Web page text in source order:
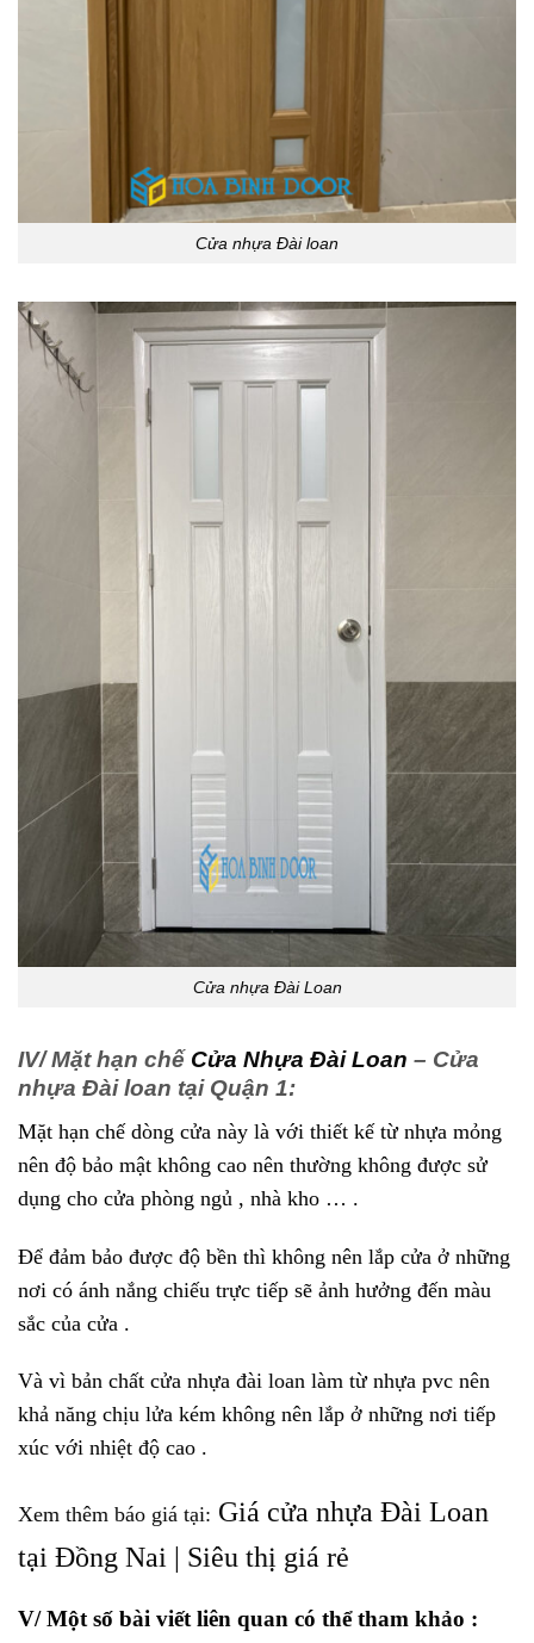
Cửa nhựa Đài loan
Cửa nhựa Đài Loan
IV/ Mặt hạn chế Cửa Nhựa Đài Loan – Cửa
nhựa Đài loan tại Quận 1:
Mặt hạn chế dòng cửa này là với thiết kế từ nhựa mỏng
nên độ bảo mật không cao nên thường không được sử
dụng cho cửa phòng ngủ , nhà kho … .
Để đảm bảo được độ bền thì không nên lắp cửa ở những
nơi có ánh nắng chiếu trực tiếp sẽ ảnh hưởng đến màu
sắc của cửa .
Và vì bản chất cửa nhựa đài loan làm từ nhựa pvc nên
khả năng chịu lửa kém không nên lắp ở những nơi tiếp
xúc với nhiệt độ cao .
Xem thêm báo giá tại: Giá cửa nhựa Đài Loan
tại Đồng Nai | Siêu thị giá rẻ
V/ Một số bài viết liên quan có thể tham khảo :